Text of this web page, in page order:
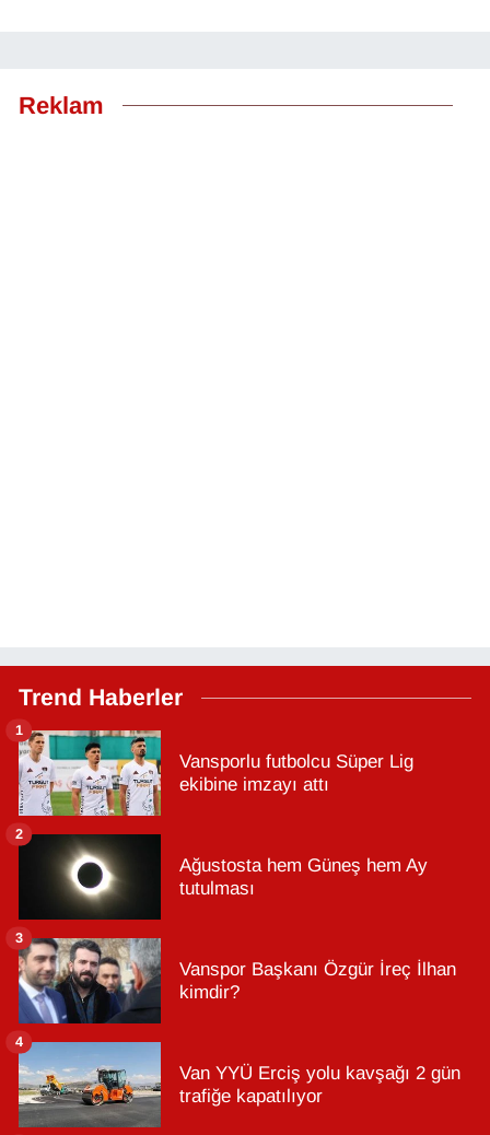
Reklam
Trend Haberler
Vansporlu futbolcu Süper Lig
ekibine imzayı attı
1
Ağustosta hem Güneş hem Ay
tutulması
2
Vanspor Başkanı Özgür İreç İlhan
kimdir?
3
Van YYÜ Erciş yolu kavşağı 2 gün
trafiğe kapatılıyor
4